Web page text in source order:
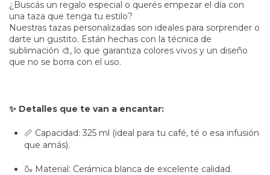
¿Buscás un regalo especial o querés empezar el día con
una taza que tenga tu estilo?
Nuestras tazas personalizadas son ideales para sorprender o
darte un gustito. Están hechas con la técnica de
sublimación 🎨, lo que garantiza colores vivos y un diseño
que no se borra con el uso.
✨ Detalles que te van a encantar:
📏 Capacidad: 325 ml (ideal para tu café, té o esa infusión
que amás).
🍶 Material: Cerámica blanca de excelente calidad.